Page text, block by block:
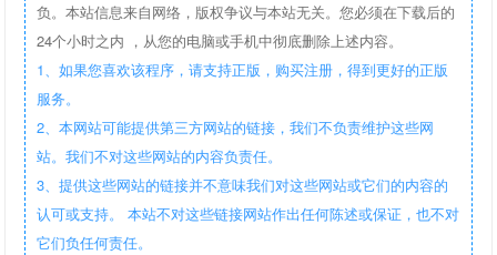
负。本站信息来自网络，版权争议与本站无关。您必须在下载后的
24个小时之内 ，从您的电脑或手机中彻底删除上述内容。
1、如果您喜欢该程序，请支持正版，购买注册，得到更好的正版
服务。
2、本网站可能提供第三方网站的链接，我们不负责维护这些网
站。我们不对这些网站的内容负责任。
3、提供这些网站的链接并不意味我们对这些网站或它们的内容的
认可或支持。 本站不对这些链接网站作出任何陈述或保证，也不对
它们负任何责任。